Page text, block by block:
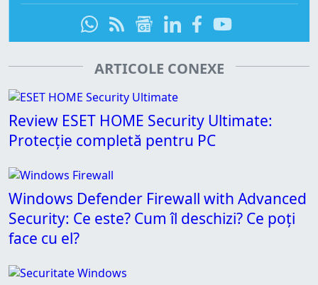
ARTICOLE CONEXE
Review ESET HOME Security Ultimate:
Protecție completă pentru PC
Windows Defender Firewall with Advanced
Security: Ce este? Cum îl deschizi? Ce poți
face cu el?